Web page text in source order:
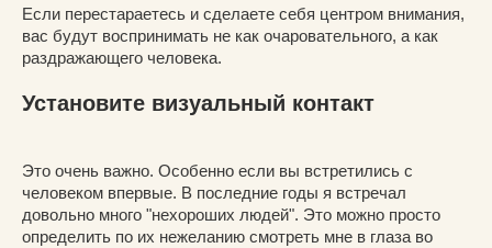
Если перестараетесь и сделаете себя центром внимания,
вас будут воспринимать не как очаровательного, а как
раздражающего человека.
Установите визуальный контакт
Это очень важно. Особенно если вы встретились с
человеком впервые. В последние годы я встречал
довольно много "нехороших людей". Это можно просто
определить по их нежеланию смотреть мне в глаза во